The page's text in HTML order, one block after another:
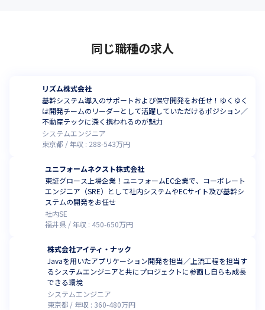
同じ職種の求人
リズム株式会社
基幹システム導入のサポートおよび保守開発をお任せ！ゆくゆく
は開発チームのリーダーとして活躍していただけるポジション／
不動産テックに深く携われるのが魅力
システムエンジニア
東京都
年収 : 288-543万円
ユニフォームネクスト株式会社
東証グロース上場企業！ユニフォームEC企業で、コーポレート
エンジニア（SRE）として社内システムやECサイト及び基幹シ
ステムの開発をお任せ
社内SE
福井県
年収 : 450-650万円
株式会社アイティ・ナック
Javaを用いたアプリケーション開発を担当／上流工程を担当す
るシステムエンジニアと共にプロジェクトに参画し自らも成長
できる環境
システムエンジニア
東京都
年収 : 360-480万円